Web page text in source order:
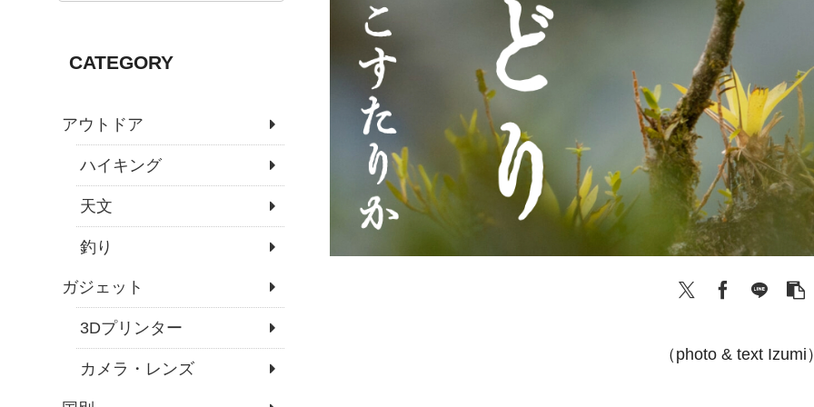
（photo & text Izumi
CATEGORY
アウトドア
ハイキング
天文
釣り
ガジェット
3Dプリンター
カメラ・レンズ